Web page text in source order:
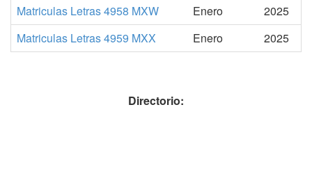
Matriculas Letras 4958 MXW
Enero
2025
Matriculas Letras 4959 MXX
Enero 2025
Directorio: